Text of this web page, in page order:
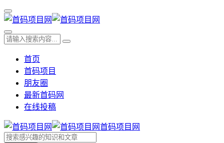
首页
首码项目
朋友圈
最新首码网
在线投稿
首码项目网